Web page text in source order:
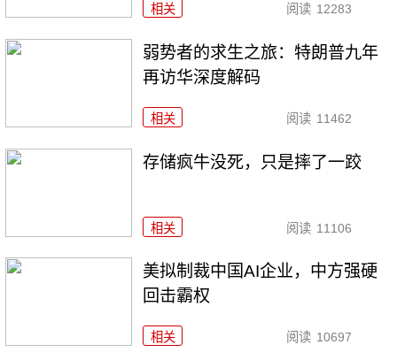
相关 阅读 12283
弱势者的求生之旅：特朗普九年
再访华深度解码
相关 阅读 11462
存储疯牛没死，只是摔了一跤
相关 阅读 11106
美拟制裁中国AI企业，中方强硬
回击霸权
相关 阅读 10697